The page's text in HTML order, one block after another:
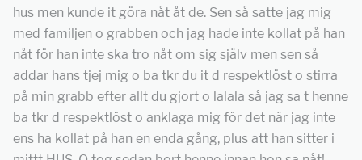
hus men kunde it göra nåt åt de. Sen så satte jag mig
med familjen o grabben och jag hade inte kollat på han
nåt för han inte ska tro nåt om sig själv men sen så
addar hans tjej mig o ba tkr du it d respektlöst o stirra
på min grabb efter allt du gjort o lalala så jag sa t henne
ba tkr d respektlöst o anklaga mig för det när jag inte
ens ha kollat på han en enda gång, plus att han sitter i